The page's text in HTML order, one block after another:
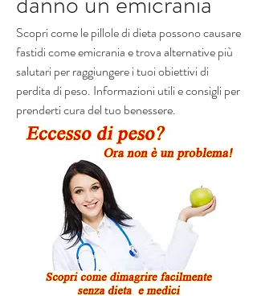
Scopri come le pillole di dieta possono causare
fastidi come emicrania e trova alternative più
salutari per raggiungere i tuoi obiettivi di
perdita di peso. Informazioni utili e consigli per
prenderti cura del tuo benessere.